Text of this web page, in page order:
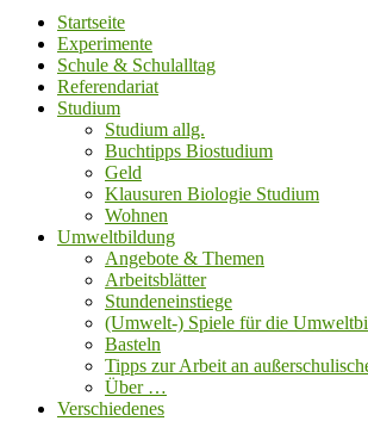
Startseite
Experimente
Schule & Schulalltag
Referendariat
Studium
Studium allg.
Buchtipps Biostudium
Geld
Klausuren Biologie Studium
Wohnen
Umweltbildung
Angebote & Themen
Arbeitsblätter
Stundeneinstiege
(Umwelt-) Spiele für die
Basteln
Tipps zur Arbeit an
Über …
Verschiedenes